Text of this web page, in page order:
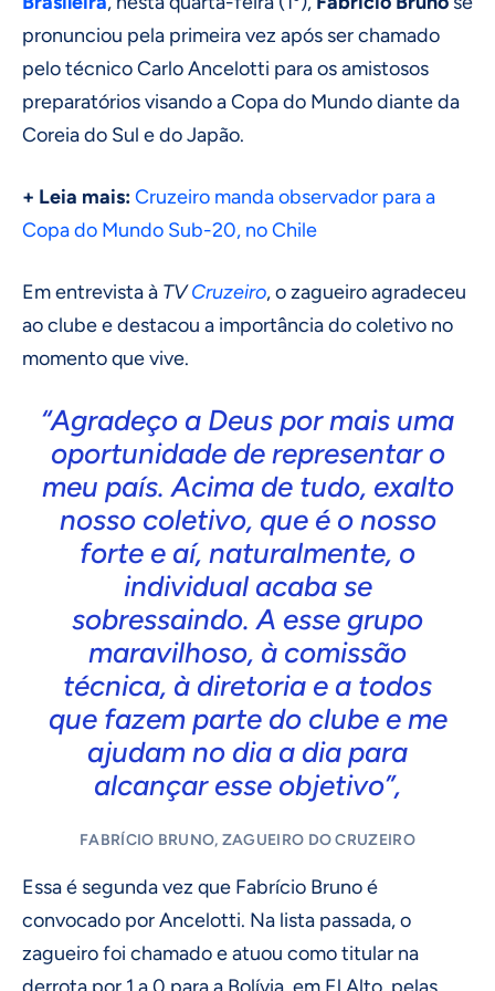
pronunciou pela primeira vez após ser chamado
pelo técnico Carlo Ancelotti para os amistosos
preparatórios visando a Copa do Mundo diante da
Coreia do Sul e do Japão.
+ Leia mais:Cruzeiro manda observador para a
Copa do Mundo Sub-20, no Chile
Em entrevista à TVCruzeiro, o zagueiro agradeceu
ao clube e destacou a importância do coletivo no
momento que vive.
“Agradeço a Deus por mais uma
oportunidade de representar o
meu país. Acima de tudo, exalto
nosso coletivo, que é o nosso
forte e aí, naturalmente, o
individual acaba se
sobressaindo. A esse grupo
maravilhoso, à comissão
técnica, à diretoria e a todos
que fazem parte do clube e me
ajudam no dia a dia para
alcançar esse objetivo”,
FABRÍCIO BRUNO, ZAGUEIRO DO CRUZEIRO
Essa é segunda vez que Fabrício Bruno é
convocado por Ancelotti. Na lista passada, o
zagueiro foi chamado e atuou como titular na